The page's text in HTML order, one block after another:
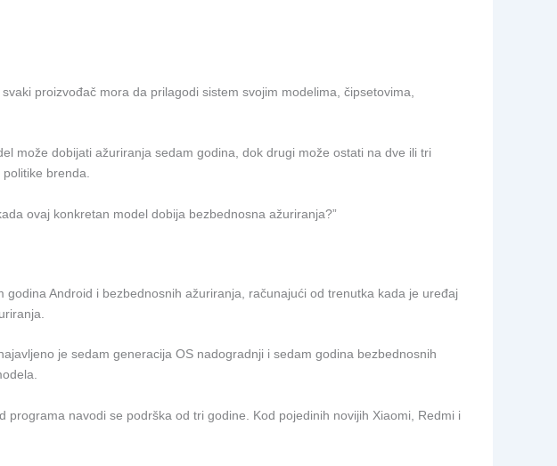
proizvođač mora da prilagodi sistem svojim modelima, čipsetovima,
može dobijati ažuriranja sedam godina, dok drugi može ostati na dve ili tri
brenda.
ovaj konkretan model dobija bezbednosna ažuriranja?”
Android i bezbednosnih ažuriranja, računajući od trenutka kada je uređaj
je sedam generacija OS nadogradnji i sedam godina bezbednosnih
navodi se podrška od tri godine. Kod pojedinih novijih Xiaomi, Redmi i